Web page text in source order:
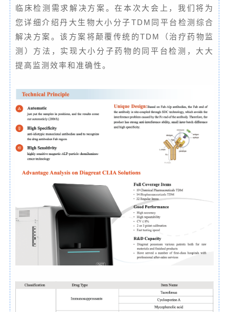
临床检测需求解决方案。在本次大会上，我们将为
您详细介绍丹大生物大小分子TDM同平台检测综合
解决方案。该方案将颠覆传统的TDM（治疗药物监
测）方法，实现大小分子药物的同平台检测，大大
提高监测效率和准确性。